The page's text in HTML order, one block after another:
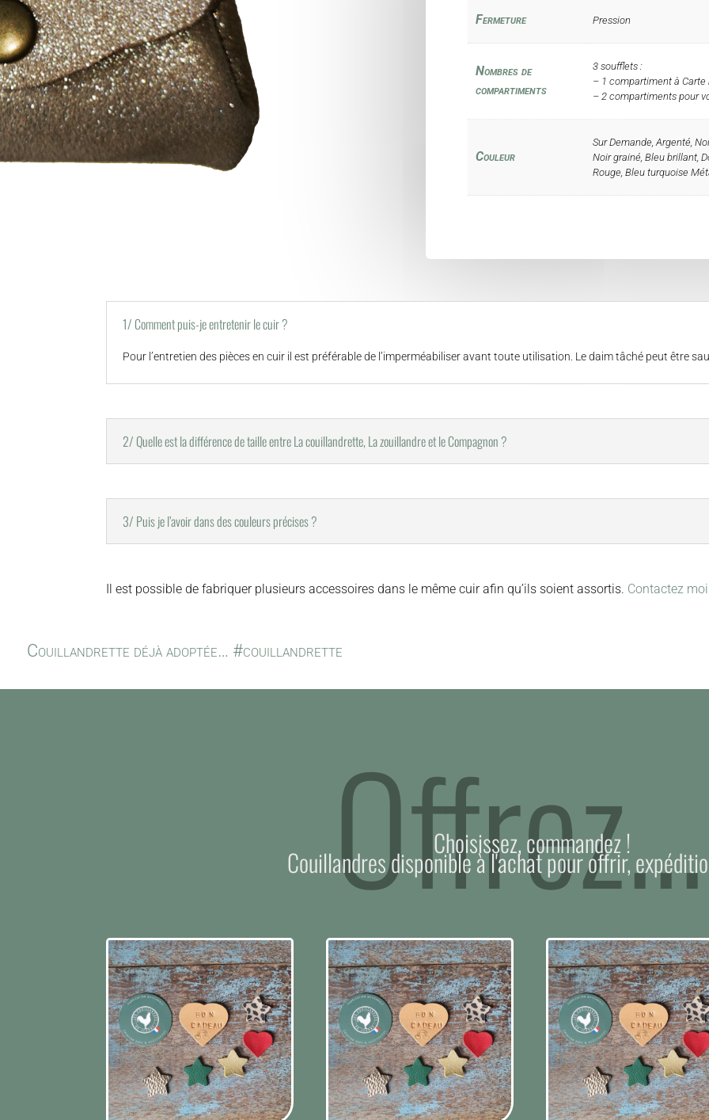
Fermeture Pression
Nombres de
compartiments
3 soufflets :
– 1 compartiment à Carte
– 2 compartiments pour
Couleur
Sur Demande, Argenté,
Noir grainé, Bleu brillant,
Rouge, Bleu turquoise
1/ Comment puis-je entretenir le cuir ?
Pour l’entretien des pièces en cuir il est préférable de l’imperméabiliser avant toute utilisation. Le daim tâché peut être
2/ Quelle est la différence de taille entre La couillandrette, La zouillandre et le Compagnon ?
3/ Puis je l’avoir dans des couleurs précises ?
Il est possible de fabriquer plusieurs accessoires dans le même cuir afin qu’ils soient assortis. Contactez
Couillandrette déjà adoptée… #couillandrette
Choisissez, commandez !
Couillandres disponible à l'achat pour offrir,